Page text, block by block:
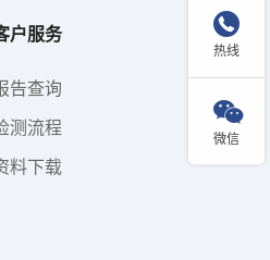
户服务
告查询
测流程
料下载

热线

微信